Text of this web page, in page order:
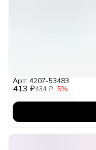
413 ₽434 ₽−5%
Арт: 4207-53483